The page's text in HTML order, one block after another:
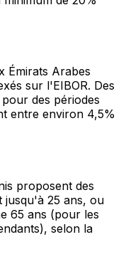
Émirats Arabes
sur l'EIBOR. Des
des périodes
entre environ 4,5%
proposent des
jusqu'à 25 ans, ou
65 ans (pour les
selon la